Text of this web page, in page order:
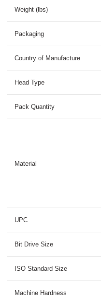
Weight (lbs)
Packaging
Country of Manufacture
Head Type
Pack Quantity
Material
UPC
Bit Drive Size
ISO Standard Size
Machine Hardness